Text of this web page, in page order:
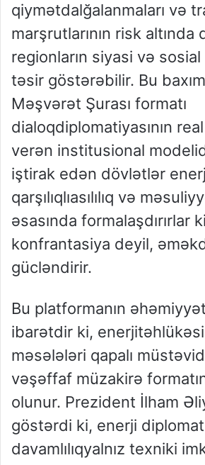
qiymətdalğalanmaları və
marşrutlarının risk altında
regionların siyasi və sosial
təsir göstərəbilir. Bu
Məşvərət Şurası formatı
dialoqdiplomatiyasının real
verən institusional
iştirak edən dövlətlər
qarşılıqlıasılılıq və
əsasında formalaşdırırlar ki
konfrantasiya deyil,
gücləndirir.
Bu platformanın
ibarətdir ki, enerji
məsələləri qapalı
vəşəffaf müzakirə
olunur. Prezident İlham
göstərdi ki, enerji
davamlılıqyalnız texniki